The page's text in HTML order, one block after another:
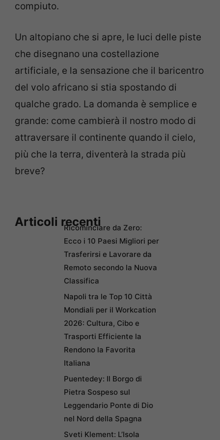
compiuto.
Un altopiano che si apre, le luci delle piste
che disegnano una costellazione
artificiale, e la sensazione che il baricentro
del volo africano si stia spostando di
qualche grado. La domanda è semplice e
grande: come cambierà il nostro modo di
attraversare il continente quando il cielo,
più che la terra, diventerà la strada più
breve?
Articoli recentiRicominciare da Zero:
Ecco i 10 Paesi Migliori per
Trasferirsi e Lavorare da
Remoto secondo la Nuova
Classifica
Napoli tra le Top 10 Città
Mondiali per il Workcation
2026: Cultura, Cibo e
Trasporti Efficiente la
Rendono la Favorita
Italiana
Puentedey: Il Borgo di
Pietra Sospeso sul
Leggendario Ponte di Dio
nel Nord della Spagna
Sveti Klement: L’Isola